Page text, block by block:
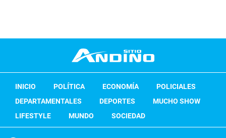
INICIO POLÍTICA ECONOMÍA
POLICIALES
DEPARTAMENTALES
DEPORTES
MUCHO SHOW
LIFESTYLE
MUNDO SOCIEDAD